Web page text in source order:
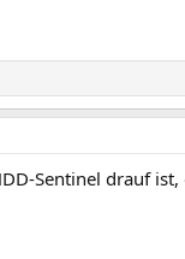
Sentinel drauf